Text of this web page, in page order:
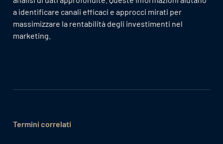
a identificare canali efficaci e approcci mirati per
massimizzare la rentabilità degli investimenti nel
marketing.
Termini correlati